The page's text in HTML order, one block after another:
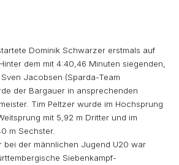
Dominik Schwarzer erstmals auf
dem mit 4:40,46 Minuten siegenden,
Jacobsen (Sparda-Team
der Bargauer in ansprechenden
Tim Peltzer wurde im Hochsprung
mit 5,92 m Dritter und im
m Sechster.
bei der männlichen Jugend U20 war
Siebenkampf-